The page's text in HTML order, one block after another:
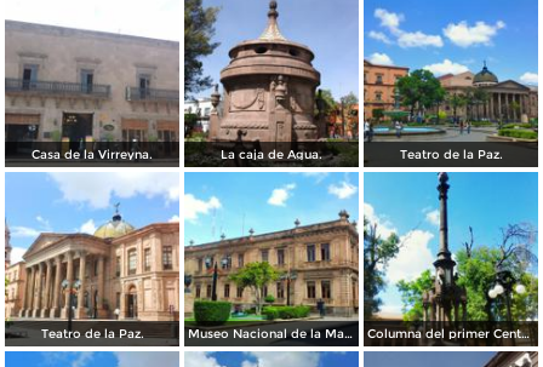
Casa de la Virreyna. La caja de Agua. Teatro de la Paz.
Teatro de la Paz. Museo Nacional de la Mascara. Columna del primer Centenario de Mexico.